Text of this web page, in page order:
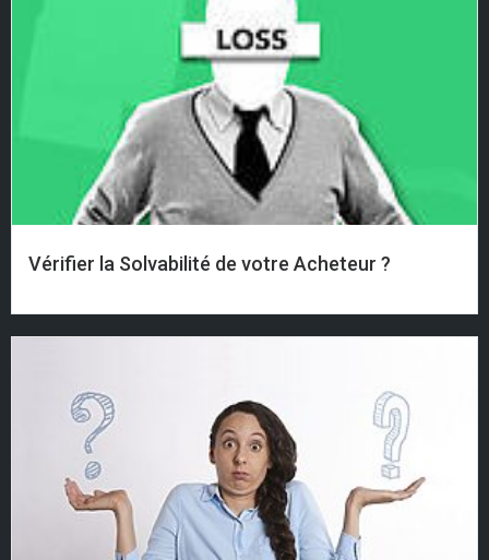
Vérifier la Solvabilité de votre Acheteur ?